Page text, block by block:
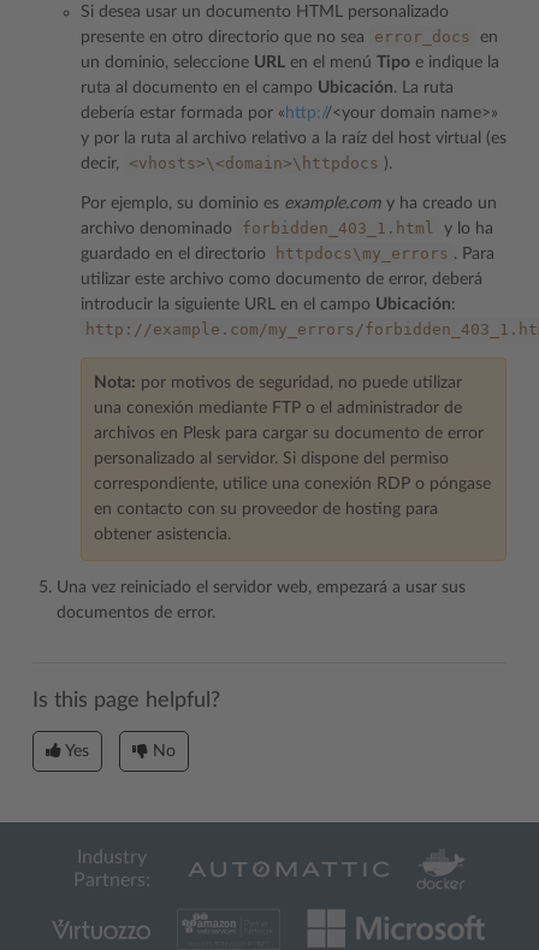
Si desea usar un documento HTML personalizado
presente en otro directorio que no sea
error_docs
en
un dominio, seleccione URL en el menú Tipo e indique la
ruta al documento en el campo Ubicación. La ruta
debería estar formada por « http://<your domain name>»
y por la ruta al archivo relativo a la raíz del host virtual (es
decir,
<vhosts>\<domain>\httpdocs ).
Por ejemplo, su dominio es example.com y ha creado un
archivo denominado
forbidden_403_1.html
y lo ha
guardado en el directorio
httpdocs\my_errors . Para
utilizar este archivo como documento de error, deberá
introducir la siguiente URL en el campo Ubicación:
http://example.com/my_errors/
Nota: por motivos de seguridad, no puede utilizar
una conexión mediante FTP o el administrador de
archivos en Plesk para cargar su documento de error
personalizado al servidor. Si dispone del permiso
correspondiente, utilice una conexión RDP o póngase
en contacto con su proveedor de hosting para
obtener asistencia.
Una vez reiniciado el servidor web, empezará a usar sus
documentos de error.
Is this page helpful?
Yes No
Industry
Partners: